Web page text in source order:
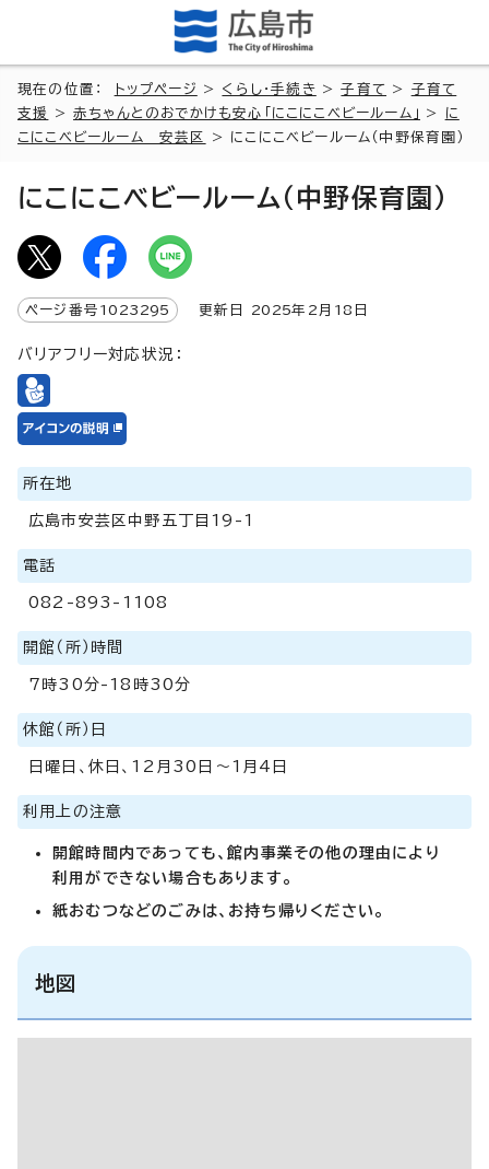
現在の位置： トップページ > くらし・手続き >子育て > 子育て
支援
>赤ちゃんとのおでかけも安心「にこにこベビールーム」 >
に
こにこベビールーム 安芸区
> にこにこベビールーム（中野保育園）
にこにこベビールーム（中野保育園）
ページ番号 1023295 更新日 2025年2月 18 日
バリアフリー対応状況：
所在地
広島市安芸区中野五丁目19-1
電話
082-893-1108
開館（所）時間
7時30分-18時30分
休館（所）日
日曜日、休日、12月30日～1月4日
利用上の注意
開館時間内であっても、館内事業その他の理由により
利用ができない場合もあります。
紙おむつなどのごみは、お持ち帰りください。
地図